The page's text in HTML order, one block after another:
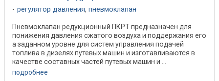
регулятор давления, пневмоклапан
Пневмоклапан редукционный ПКРТ предназначен для
понижения давления сжатого воздуха и поддержания его
а заданном уровне для систем управления подачей
топлива в дизелях путевых машин и изготавливаются в
качестве составных частей путевых машин и ...
подробнее